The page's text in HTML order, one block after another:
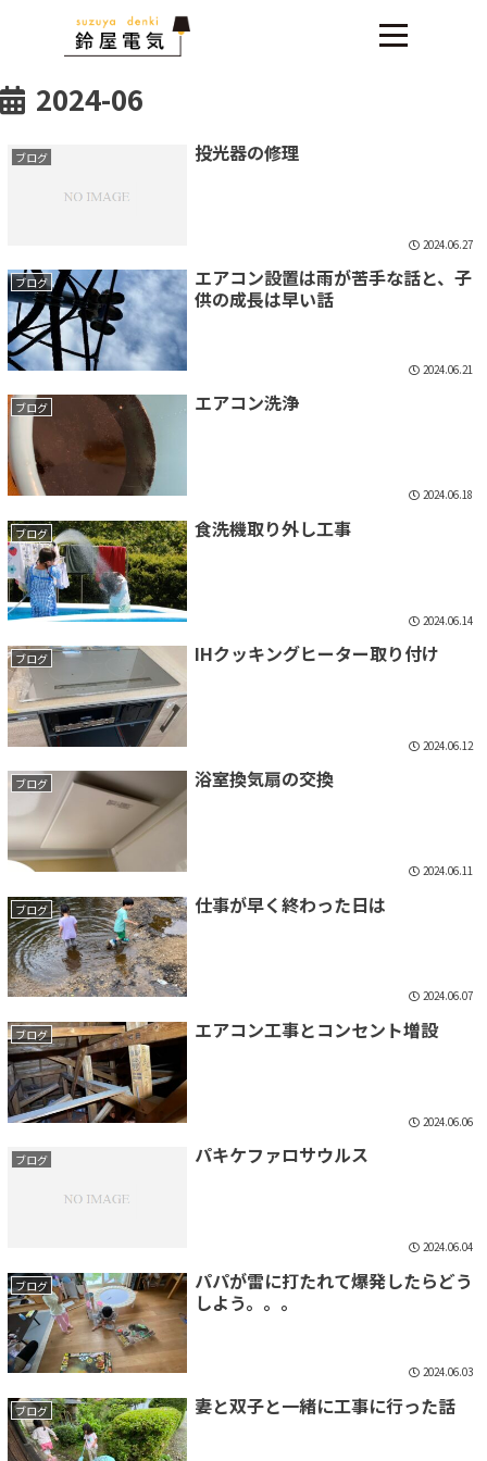
2024-06
ブログ 投光器の修理
2024.06.27
ブログ
エアコン設置は雨が苦手な話と、子
供の成長は早い話
2024.06.21
ブログ エアコン洗浄
2024.06.18
ブログ 食洗機取り外し工事
2024.06.14
ブログ IHクッキングヒーター取り付け
2024.06.12
ブログ 浴室換気扇の交換
2024.06.11
ブログ 仕事が早く終わった日は
2024.06.07
ブログ エアコン工事とコンセント増設
2024.06.06
ブログ パキケファロサウルス
2024.06.04
ブログ
パパが雷に打たれて爆発したらどう
しよう。。。
2024.06.03
ブログ 妻と双子と一緒に工事に行った話